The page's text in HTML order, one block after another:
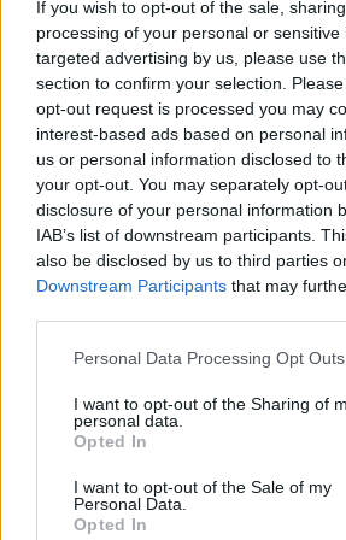
If you wish to opt-out of the sale,
processing of your personal or
targeted advertising by us, please use
section to confirm your selection.
opt-out request is processed you may
interest-based ads based on personal
us or personal information disclosed to
your opt-out. You may separately opt-
disclosure of your personal information
IAB’s list of downstream participants.
also be disclosed by us to third parties
Downstream Participants that may
Please note that this website/app uses
not limited to your visit or usage
grant or deny consent to Google and its
use your data for below specified
consent section.
Personal Data Processing Opt Outs
I want to opt-out of the Sharing of
personal data.
Opted In
I want to opt-out of the Sale of my
Personal Data.
Opted In
Megnyitották a nagyközönségelőtt
1945) menedékét, amelyegykori római
földalatti termekre egyelőre kevesen
2014. 10. 30.|Kultúrpart
Perrel fenyegetőzik